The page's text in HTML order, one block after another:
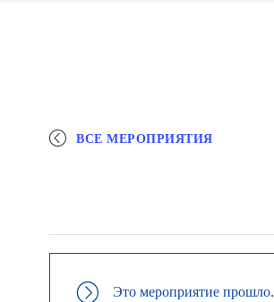
ВСЕ МЕРОПРИЯТИЯ
Это мероприятие прошло.